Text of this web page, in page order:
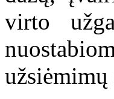
virto